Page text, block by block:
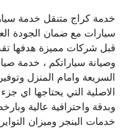
خدمة كراج متنقل خدمة
سيارات مع ضمان الجودة
قبل شركات مميزة هدفها
وصيانة سياراتكم ، خدمة
السريعة وامام المنزل
الاصلية التي يحتاجها اي
وبدقة واحترافية عالية
خدمات البنجر وميزان